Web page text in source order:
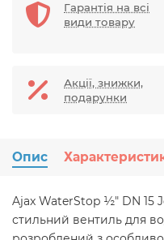
Гарантія на всі
види товару
Акції, знижки,
подарунки
Опис
Ajax WaterStop ½" DN 15
стильний вентиль для